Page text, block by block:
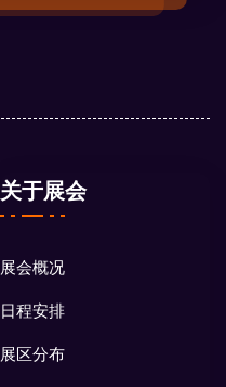
关于展会
展会概况
日程安排
展区分布